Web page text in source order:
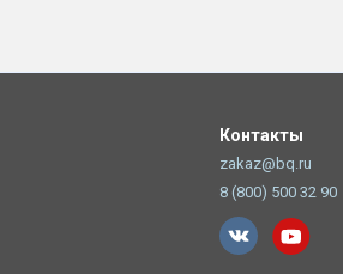
Контакты
zakaz@bq.ru
8 (800) 500 32 90